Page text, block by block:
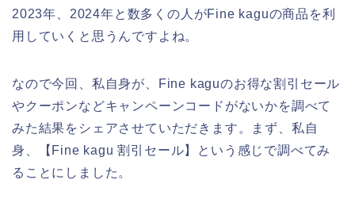
2023年、2024年と数多くの人がFine kaguの商品を利
用していくと思うんですよね。
なので今回、私自身が、Fine kaguのお得な割引セール
やクーポンなどキャンペーンコードがないかを調べて
みた結果をシェアさせていただきます。まず、私自
身、【Fine kagu 割引セール】という感じで調べてみ
ることにしました。